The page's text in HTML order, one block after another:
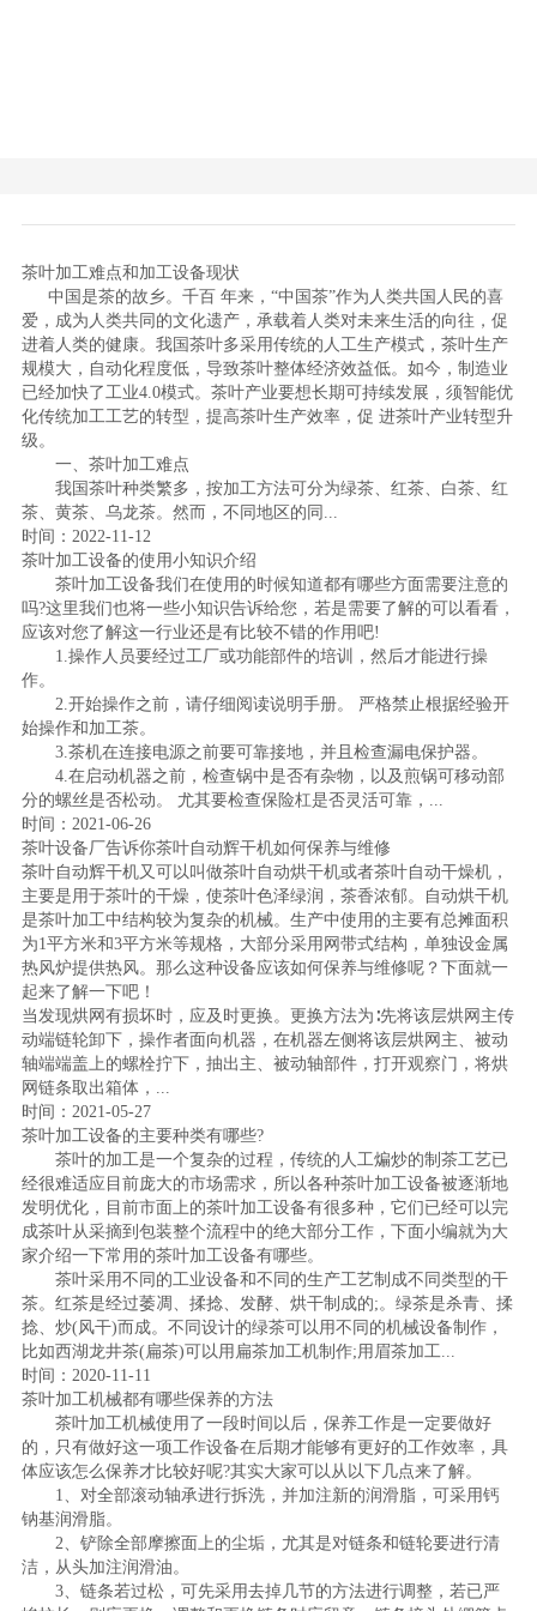
茶叶加工难点和加工设备现状
中国是茶的故乡。千百 年来，“中国茶”作为人类共国人民的喜
爱，成为人类共同的文化遗产，承载着人类对未来生活的向往，促
进着人类的健康。我国茶叶多采用传统的人工生产模式，茶叶生产
规模大，自动化程度低，导致茶叶整体经济效益低。如今，制造业
已经加快了工业4.0模式。茶叶产业要想长期可持续发展，须智能优
化传统加工工艺的转型，提高茶叶生产效率，促 进茶叶产业转型升
级。
一、茶叶加工难点
我国茶叶种类繁多，按加工方法可分为绿茶、红茶、白茶、红
茶、黄茶、乌龙茶。然而，不同地区的同...
时间：2022-11-12
茶叶加工设备的使用小知识介绍
茶叶加工设备我们在使用的时候知道都有哪些方面需要注意的
吗?这里我们也将一些小知识告诉给您，若是需要了解的可以看看，
应该对您了解这一行业还是有比较不错的作用吧!
1.操作人员要经过工厂或功能部件的培训，然后才能进行操
作。
2.开始操作之前，请仔细阅读说明手册。 严格禁止根据经验开
始操作和加工茶。
3.茶机在连接电源之前要可靠接地，并且检查漏电保护器。
4.在启动机器之前，检查锅中是否有杂物，以及煎锅可移动部
分的螺丝是否松动。 尤其要检查保险杠是否灵活可靠，...
时间：2021-06-26
茶叶设备厂告诉你茶叶自动辉干机如何保养与维修
茶叶自动辉干机又可以叫做茶叶自动烘干机或者茶叶自动干燥机，
主要是用于茶叶的干燥，使茶叶色泽绿润，茶香浓郁。自动烘干机
是茶叶加工中结构较为复杂的机械。生产中使用的主要有总摊面积
为1平方米和3平方米等规格，大部分采用网带式结构，单独设金属
热风炉提供热风。那么这种设备应该如何保养与维修呢？下面就一
起来了解一下吧！
当发现烘网有损坏时，应及时更换。更换方法为∶先将该层烘网主传
动端链轮卸下，操作者面向机器，在机器左侧将该层烘网主、被动
轴端端盖上的螺栓拧下，抽出主、被动轴部件，打开观察门，将烘
网链条取出箱体，...
时间：2021-05-27
茶叶加工设备的主要种类有哪些?
茶叶的加工是一个复杂的过程，传统的人工煸炒的制茶工艺已
经很难适应目前庞大的市场需求，所以各种茶叶加工设备被逐渐地
发明优化，目前市面上的茶叶加工设备有很多种，它们已经可以完
成茶叶从采摘到包装整个流程中的绝大部分工作，下面小编就为大
家介绍一下常用的茶叶加工设备有哪些。
茶叶采用不同的工业设备和不同的生产工艺制成不同类型的干
茶。红茶是经过萎凋、揉捻、发酵、烘干制成的;。绿茶是杀青、揉
捻、炒(风干)而成。不同设计的绿茶可以用不同的机械设备制作，
比如西湖龙井茶(扁茶)可以用扁茶加工机制作;用眉茶加工...
时间：2020-11-11
茶叶加工机械都有哪些保养的方法
茶叶加工机械使用了一段时间以后，保养工作是一定要做好
的，只有做好这一项工作设备在后期才能够有更好的工作效率，具
体应该怎么保养才比较好呢?其实大家可以从以下几点来了解。
1、对全部滚动轴承进行拆洗，并加注新的润滑脂，可采用钙
钠基润滑脂。
2、铲除全部摩擦面上的尘垢，尤其是对链条和链轮要进行清
洁，从头加注润滑油。
3、链条若过松，可先采用去掉几节的方法进行调整，若已严